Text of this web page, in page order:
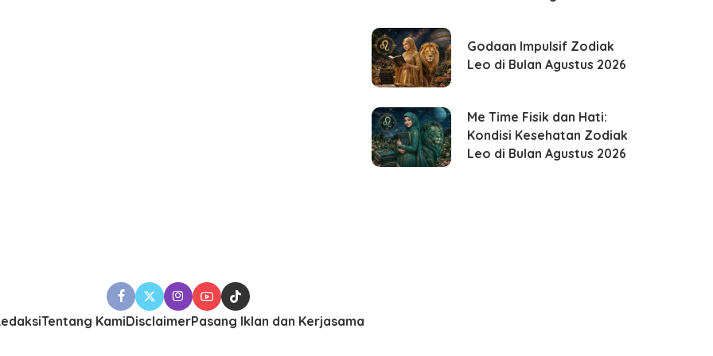
Godaan Impulsif Zodiak
Leo di Bulan Agustus 2026
Me Time Fisik dan Hati:
Kondisi Kesehatan Zodiak
Leo di Bulan Agustus 2026
Tentang KamiDisclaimerPasang Iklan dan Kerjasama